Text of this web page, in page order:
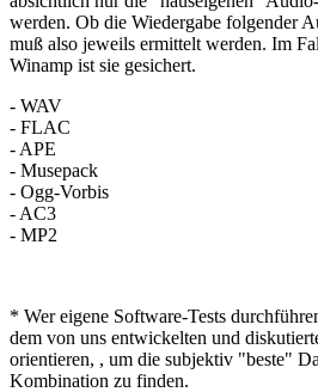
werden. Ob die Wiedergabe folgender
muß also jeweils ermittelt werden. Im
Winamp ist sie gesichert.
- WAV
- FLAC
- APE
- Musepack
- Ogg-Vorbis
- AC3
- MP2
* Wer eigene Software-Tests
dem von uns entwickelten und
orientieren, , um die subjektiv "beste"
Kombination zu finden.